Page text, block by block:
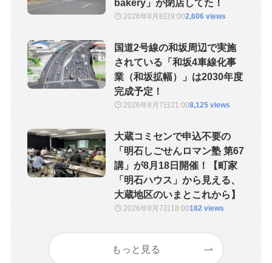
bakery」が閉店してた！
2026年8月8日9:002,606 views
国道2号線の和坂周辺で実施
されている「和坂4車線化事
業（和坂拡幅）」は2030年度
完成予定！
2026年8月7日21:008,125 views
大蔵コミセンで申込不要の
「明石しごせんロマン塾 第67
講」が8月18日開催！【町家
「明石ハウス」から見える、
大蔵地区のいまとこれから】
2026年8月7日 18:00182 views
もっと見る